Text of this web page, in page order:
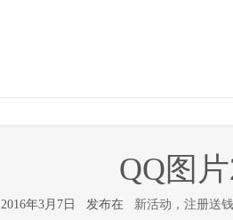
QQ图
2016年3月7日 发布在 新活动，注册送